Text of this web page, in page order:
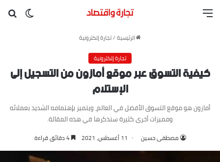
القائمة
الرئيسية /تجارة إلكترونية
تجارة إلكترونية
كيفية التسوق عبر موقع أمازون من التسجيل إلى
الإستلام
أمازون هو موقع التسوق الأفضل في العالم، ويتميز بإهتمامه الشديد بعملائه
ومميزات أخرى كثيرة سنذكرها في هذه المقالة.
مصطفى حسين 11 أغسطس، 2021 4 دقائق قراءة